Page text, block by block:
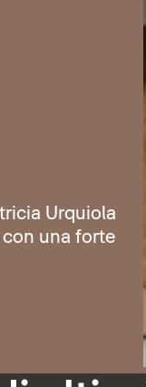
Urquiola
una forte